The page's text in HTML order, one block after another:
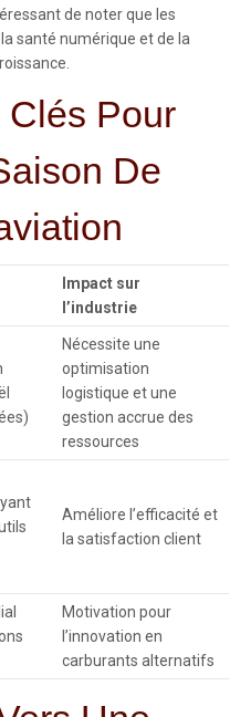
de noter que les
santé numérique et de la
Pour
De
Impact sur
l’industrie
Nécessite une
optimisation
logistique et une
gestion accrue des
ressources
Améliore l’efficacité et
la satisfaction client
Motivation pour
l’innovation en
carburants alternatifs